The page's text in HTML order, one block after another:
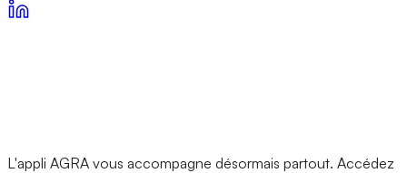
L'appli AGRA vous accompagne désormais partout. Accédez